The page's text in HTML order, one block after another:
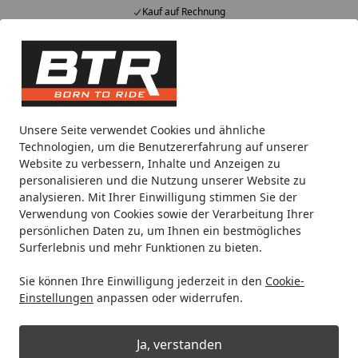
Unsere Seite verwendet Cookies und ähnliche
Technologien, um die Benutzererfahrung auf unserer
Website zu verbessern, Inhalte und Anzeigen zu
personalisieren und die Nutzung unserer Website zu
analysieren. Mit Ihrer Einwilligung stimmen Sie der
Verwendung von Cookies sowie der Verarbeitung Ihrer
persönlichen Daten zu, um Ihnen ein bestmögliches
Surferlebnis und mehr Funktionen zu bieten.
Sie können Ihre Einwilligung jederzeit in den Cookie-
Einstellungen anpassen oder widerrufen.
Ja, verstanden
Kauf auf Rechnung
Alle Produkte
Mein Konto
Suchen
Noch 1 Tag und 12 Stunden
Spare bis zu 35% auf EVOLIFT® Zentralständer
von BTR!
Startseite
Motorradteile & Ersatzteile Bremsen Bremsscheiben
Galfer Bremsscheibe DF455